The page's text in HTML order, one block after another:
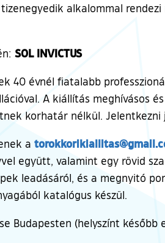
alkalommal
SOL INVICTUS
40 évnél fiatalabb
A kiállítás meghívásos
korhatár nélkül. Jelentkezni
a
együtt, valamint egy rövid
leadásáról, és a megnyitó
katalógus készül.
Budapesten (helyszínt